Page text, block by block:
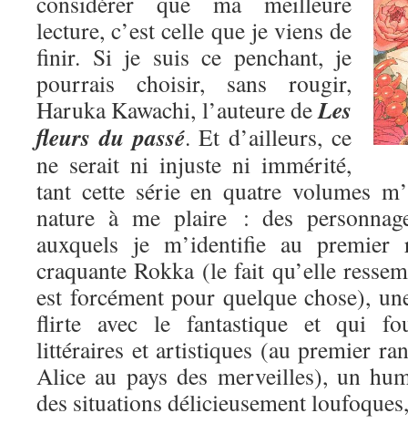
lecture, c’est celle que je viens de
finir. Si je suis ce penchant, je
pourrais choisir, sans rougir,
Haruka Kawachi, l’auteure deLes
fleurs du passé. Et d’ailleurs, ce
ne serait ni injuste ni immérité,
tant cette série en quatre volumes
nature à me plaire : des
auxquels je m’identifie au premier
craquante Rokka (le fait qu’elle
est forcément pour quelque chose),
flirte avec le fantastique et qui
littéraires et artistiques (au premier
Alice au pays des merveilles), un
des situations délicieusement